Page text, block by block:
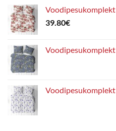
Voodipesukomplekt
39.80€
Voodipesukomplekt
Voodipesukomplekt